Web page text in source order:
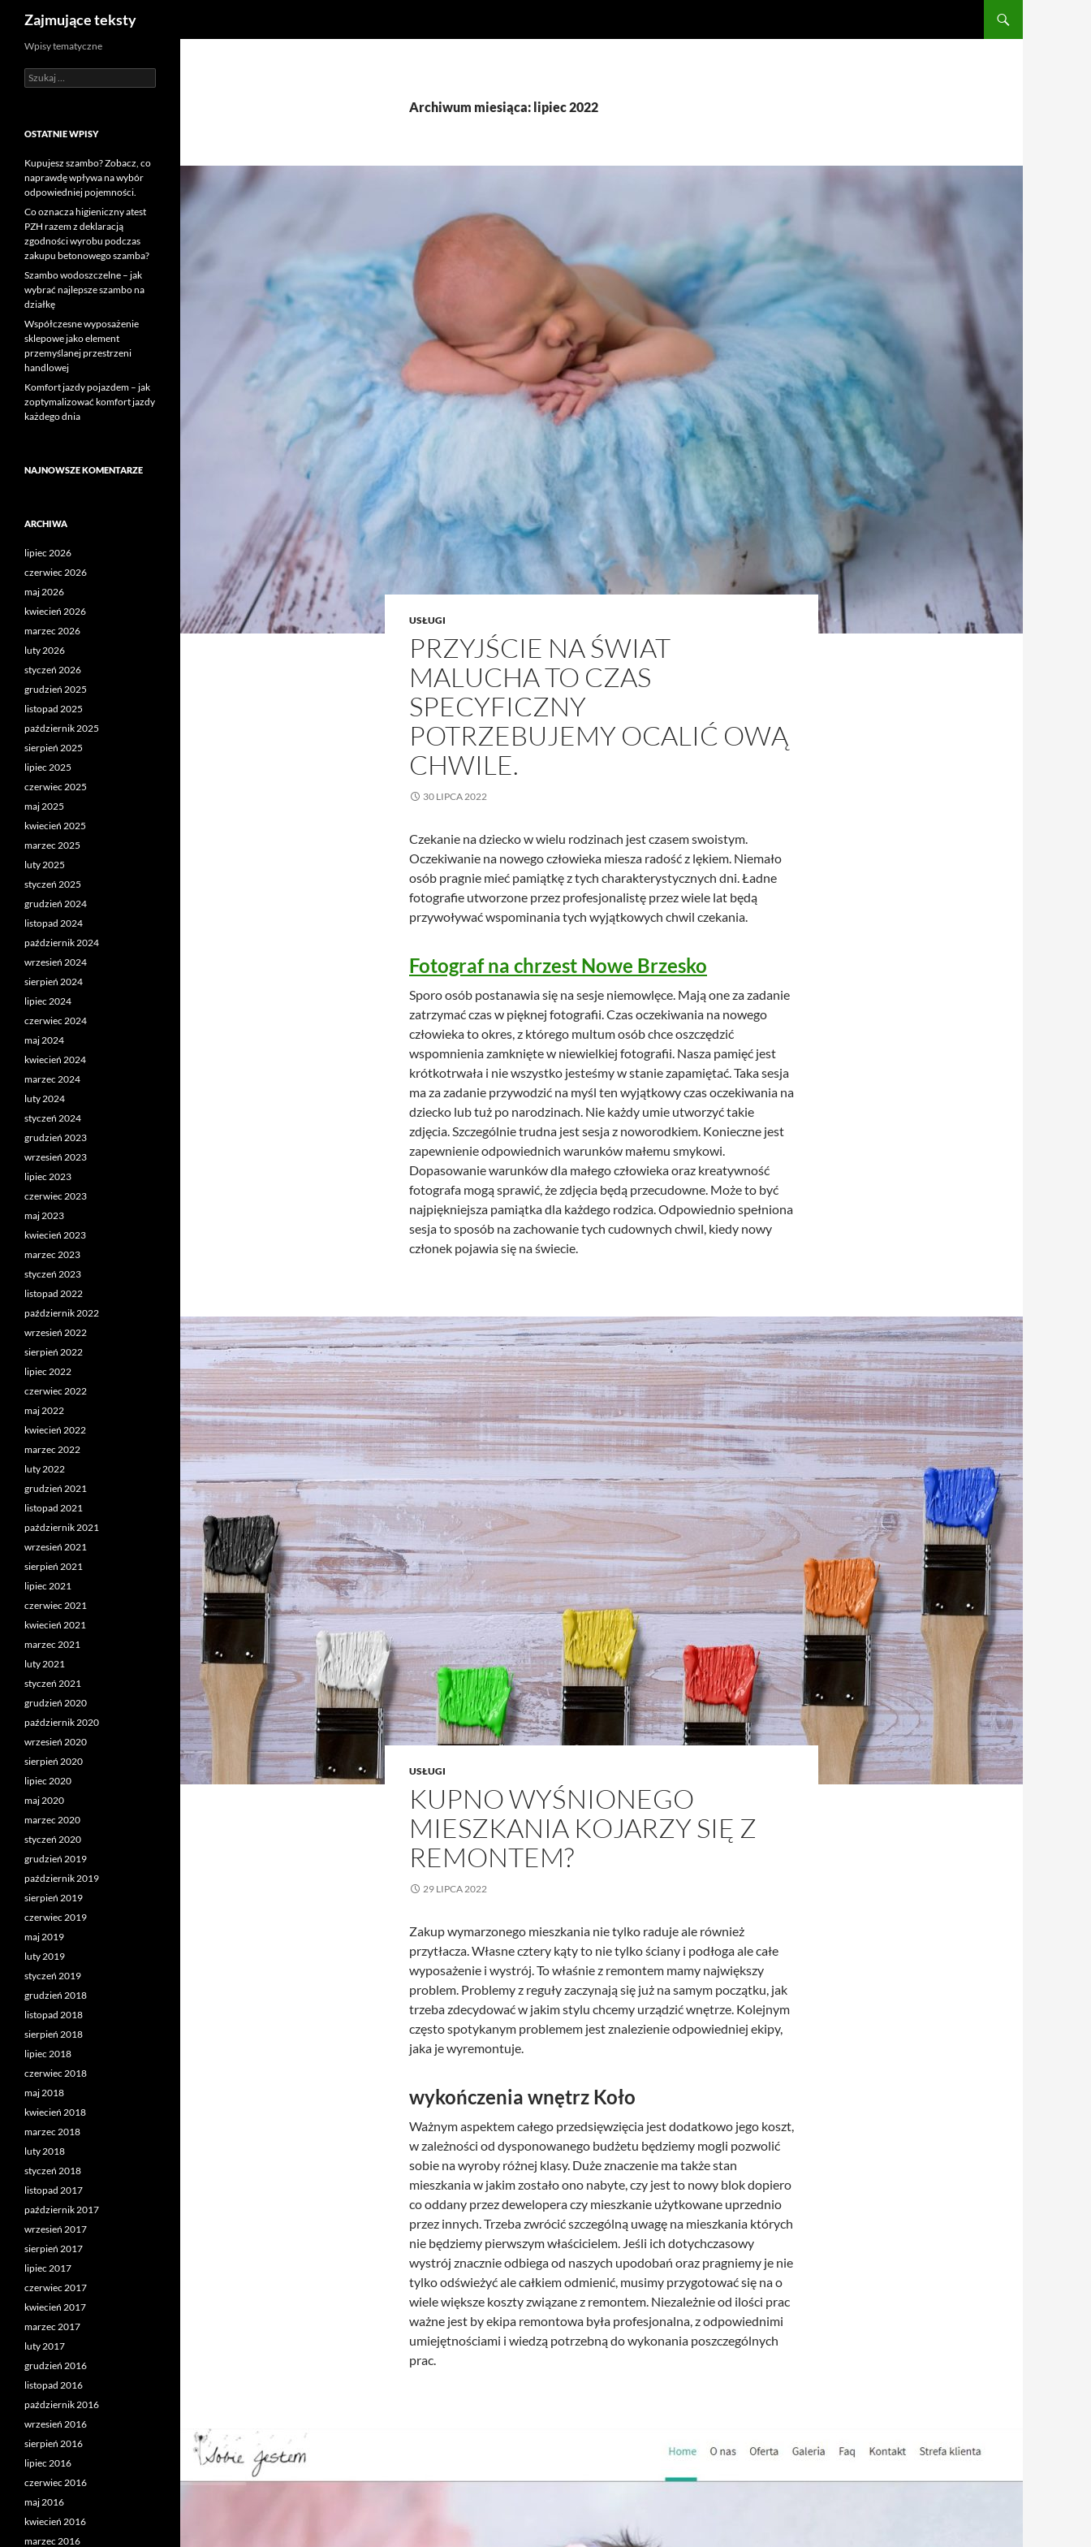
Zajmujące teksty
Archiwum miesiąca: lipiec 2022
USŁUGI
PRZYJŚCIE NA ŚWIAT
MALUCHA TO CZAS
SPECYFICZNY
POTRZEBUJEMY OCALIĆ OWĄ
CHWILE.
30 LIPCA 2022
Czekanie na dziecko w wielu rodzinach jest czasem swoistym.
Oczekiwanie na nowego człowieka miesza radość z lękiem. Niemało
osób pragnie mieć pamiątkę z tych charakterystycznych dni. Ładne
fotografie utworzone przez profesjonalistę przez wiele lat będą
przywoływać wspominania tych wyjątkowych chwil czekania.
Fotograf na chrzest Nowe Brzesko
Sporo osób postanawia się na sesje niemowlęce. Mają one za zadanie
zatrzymać czas w pięknej fotografii. Czas oczekiwania na nowego
człowieka to okres, z którego multum osób chce oszczędzić
wspomnienia zamknięte w niewielkiej fotografii. Nasza pamięć jest
krótkotrwała i nie wszystko jesteśmy w stanie zapamiętać. Taka sesja
ma za zadanie przywodzić na myśl ten wyjątkowy czas oczekiwania na
dziecko lub tuż po narodzinach. Nie każdy umie utworzyć takie
zdjęcia. Szczególnie trudna jest sesja z noworodkiem. Konieczne jest
zapewnienie odpowiednich warunków małemu smykowi.
Dopasowanie warunków dla małego człowieka oraz kreatywność
fotografa mogą sprawić, że zdjęcia będą przecudowne. Może to być
najpiękniejsza pamiątka dla każdego rodzica. Odpowiednio spełniona
sesja to sposób na zachowanie tych cudownych chwil, kiedy nowy
członek pojawia się na świecie.
USŁUGI
KUPNO WYŚNIONEGO
MIESZKANIA KOJARZY SIĘ Z
REMONTEM?
29 LIPCA 2022
Zakup wymarzonego mieszkania nie tylko raduje ale również
przytłacza. Własne cztery kąty to nie tylko ściany i podłoga ale całe
wyposażenie i wystrój. To właśnie z remontem mamy największy
problem. Problemy z reguły zaczynają się już na samym początku, jak
trzeba zdecydować w jakim stylu chcemy urządzić wnętrze. Kolejnym
często spotykanym problemem jest znalezienie odpowiedniej ekipy,
jaka je wyremontuje.
wykończenia wnętrz Koło
Ważnym aspektem całego przedsięwzięcia jest dodatkowo jego koszt,
w zależności od dysponowanego budżetu będziemy mogli pozwolić
sobie na wyroby różnej klasy. Duże znaczenie ma także stan
mieszkania w jakim zostało ono nabyte, czy jest to nowy blok dopiero
co oddany przez dewelopera czy mieszkanie użytkowane uprzednio
przez innych. Trzeba zwrócić szczególną uwagę na mieszkania których
nie będziemy pierwszym właścicielem. Jeśli ich dotychczasowy
wystrój znacznie odbiega od naszych upodobań oraz pragniemy je nie
tylko odświeżyć ale całkiem odmienić, musimy przygotować się na o
wiele większe koszty związane z remontem. Niezależnie od ilości prac
ważne jest by ekipa remontowa była profesjonalna, z odpowiednimi
umiejętnościami i wiedzą potrzebną do wykonania poszczególnych
prac.
Wpisy tematyczne
Szukaj:
OSTATNIE WPISY
Kupujesz szambo? Zobacz, co
naprawdę wpływa na wybór
odpowiedniej pojemności.
Co oznacza higieniczny atest
PZH razem z deklaracją
zgodności wyrobu podczas
zakupu betonowego szamba?
Szambo wodoszczelne – jak
wybrać najlepsze szambo na
działkę
Współczesne wyposażenie
sklepowe jako element
przemyślanej przestrzeni
handlowej
Komfort jazdy pojazdem – jak
zoptymalizować komfort jazdy
każdego dnia
NAJNOWSZE KOMENTARZE
ARCHIWA
lipiec 2026
czerwiec 2026
maj 2026
kwiecień 2026
marzec 2026
luty 2026
styczeń 2026
grudzień 2025
listopad 2025
październik 2025
sierpień 2025
lipiec 2025
czerwiec 2025
maj 2025
kwiecień 2025
marzec 2025
luty 2025
styczeń 2025
grudzień 2024
listopad 2024
październik 2024
wrzesień 2024
sierpień 2024
lipiec 2024
czerwiec 2024
maj 2024
kwiecień 2024
marzec 2024
luty 2024
styczeń 2024
grudzień 2023
wrzesień 2023
lipiec 2023
czerwiec 2023
maj 2023
kwiecień 2023
marzec 2023
styczeń 2023
listopad 2022
październik 2022
wrzesień 2022
sierpień 2022
lipiec 2022
czerwiec 2022
maj 2022
kwiecień 2022
marzec 2022
luty 2022
grudzień 2021
listopad 2021
październik 2021
wrzesień 2021
sierpień 2021
lipiec 2021
czerwiec 2021
kwiecień 2021
marzec 2021
luty 2021
styczeń 2021
grudzień 2020
październik 2020
wrzesień 2020
sierpień 2020
lipiec 2020
maj 2020
marzec 2020
styczeń 2020
grudzień 2019
październik 2019
sierpień 2019
czerwiec 2019
maj 2019
luty 2019
styczeń 2019
grudzień 2018
listopad 2018
sierpień 2018
lipiec 2018
czerwiec 2018
maj 2018
kwiecień 2018
marzec 2018
luty 2018
styczeń 2018
listopad 2017
październik 2017
wrzesień 2017
sierpień 2017
lipiec 2017
czerwiec 2017
kwiecień 2017
marzec 2017
luty 2017
grudzień 2016
listopad 2016
październik 2016
wrzesień 2016
sierpień 2016
lipiec 2016
czerwiec 2016
maj 2016
kwiecień 2016
marzec 2016